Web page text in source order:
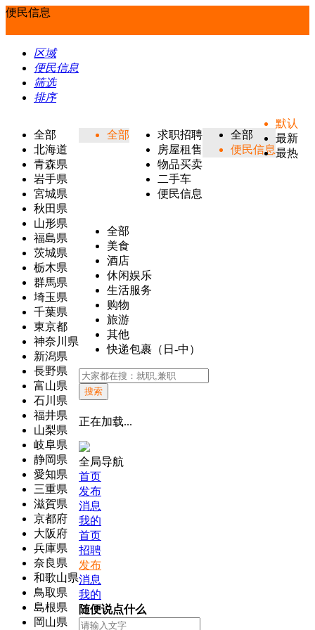
便民信息
区域
便民信息
筛选
排序
全部
北海道
青森県
岩手県
宮城県
秋田県
山形県
福島県
茨城県
栃木県
群馬県
埼玉県
千葉県
東京都
神奈川県
新潟県
長野県
富山県
石川県
福井県
山梨県
岐阜県
静岡県
愛知県
三重県
滋賀県
京都府
大阪府
兵庫県
奈良県
和歌山県
鳥取県
島根県
岡山県
全部
求职招聘
房屋租售
物品买卖
二手车
便民信息
全部
便民信息
全部
美食
酒店
休闲娱乐
生活服务
购物
旅游
其他
快递包裹（日-中）
默认
最新
最热
搜索
正在加载...
全局导航
首页
发布
消息
我的
首页
招聘
发布
消息
我的
随便说点什么